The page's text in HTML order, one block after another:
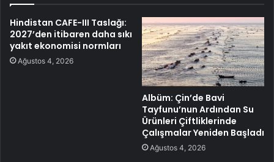
Hindistan CAFE-III Taslağı:
2027’den itibaren daha sıkı
yakıt ekonomisi normları
Ağustos 4, 2026
Albüm: Çin’de Bavi
Tayfunu’nun Ardından Su
Ürünleri Çiftliklerinde
Çalışmalar Yeniden Başladı
Ağustos 4, 2026